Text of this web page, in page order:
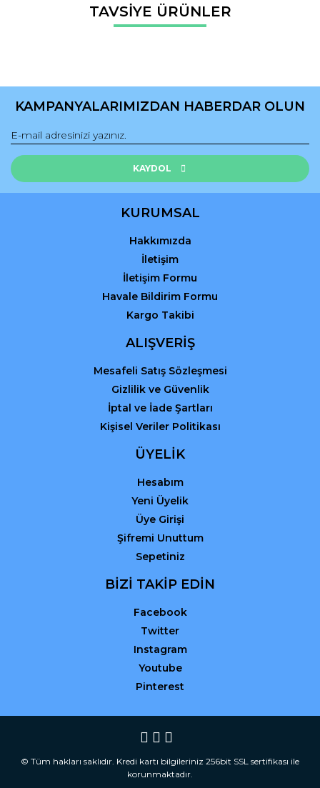
Bu ürüne ilk yorumu siz yapın!
Bu ürünün fiyat bilgisi, resim, ürün açıklamalarında ve diğer
konularda yetersiz gördüğünüz noktaları öneri formunu
Ürün açıklamasında eksik bilgiler bulunuyor.
Ürün fiyatı diğer sitelerden daha pahalı.
Bu ürüne benzer farklı alternatifler olmalı.
Gönder
TAVSİYE ÜRÜNLER
KAMPANYALARIMIZDAN HABERDAR OLUN
KAYDOL
KURUMSAL
Hakkımızda
İletişim
İletişim Formu
Havale Bildirim Formu
Kargo Takibi
ALIŞVERİŞ
Mesafeli Satış Sözleşmesi
Gizlilik ve Güvenlik
İptal ve İade Şartları
Kişisel Veriler Politikası
ÜYELİK
Hesabım
Yeni Üyelik
Üye Girişi
Şifremi Unuttum
Sepetiniz
BİZİ TAKİP EDİN
Facebook
Twitter
Instagram
Youtube
Pinterest
© Tüm hakları saklıdır. Kredi kartı bilgileriniz 256bit SSL sertifikası ile
korunmaktadır.